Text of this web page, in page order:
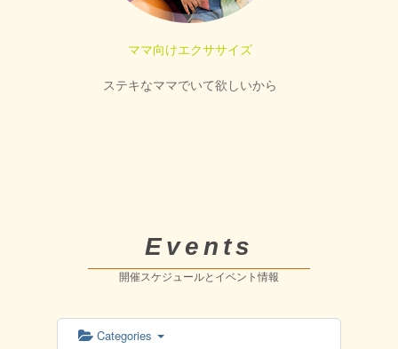
ママ向けエクササイズ
ステキなママでいて欲しいから
Events
開催スケジュールとイベント情報
Categories